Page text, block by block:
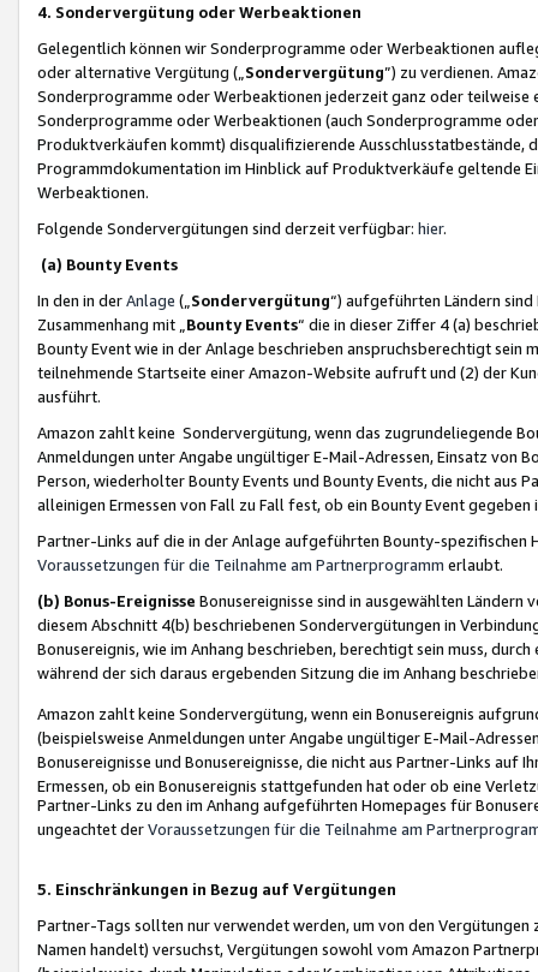
4. Sondervergütung oder Werbeaktionen
Gelegentlich können wir Sonderprogramme oder Werbeaktionen
oder alternative Vergütung („ Sondervergütung”) zu verdienen.
Sonderprogramme oder Werbeaktionen jederzeit ganz oder
Sonderprogramme oder Werbeaktionen (auch Sonderprogramme
Produktverkäufen kommt) disqualifizierende Ausschlusstatbestände,
Programmdokumentation im Hinblick auf Produktverkäufe geltende
Werbeaktionen.
Folgende Sondervergütungen sind derzeit verfügbar: hier.
(a) Bounty Events
In den in derAnlage („ Sondervergütung“) aufgeführten Ländern
Zusammenhang mit „ Bounty Events“ die in dieser Ziffer 4 (a)
Bounty Event wie in der Anlage beschrieben anspruchsberechtigt sein
teilnehmende Startseite einer Amazon-Website aufruft und (2) der
ausführt.
Amazon zahlt keine Sondervergütung, wenn das zugrundeliegende
Anmeldungen unter Angabe ungültiger E-Mail-Adressen, Einsatz von
Person, wiederholter Bounty Events und Bounty Events, die nicht
alleinigen Ermessen von Fall zu Fall fest, ob ein Bounty Event
Partner-Links auf die in der Anlage aufgeführten Bounty-spezifischen
Voraussetzungen für die Teilnahme am Partnerprogramm erlaubt.
(b) Bonus-Ereignisse Bonusereignisse sind in ausgewählten Ländern
diesem Abschnitt 4(b) beschriebenen Sondervergütungen in
Bonusereignis, wie im Anhang beschrieben, berechtigt sein muss,
während der sich daraus ergebenden Sitzung die im Anhang
Amazon zahlt keine Sondervergütung, wenn ein Bonusereignis
(beispielsweise Anmeldungen unter Angabe ungültiger E-Mail-
Bonusereignisse und Bonusereignisse, die nicht aus Partner-Links auf
Ermessen, ob ein Bonusereignis stattgefunden hat oder ob eine
Partner-Links zu den im Anhang aufgeführten Homepages für
ungeachtet derVoraussetzungen für die Teilnahme am
5. Einschränkungen in Bezug auf Vergütungen
Partner-Tags sollten nur verwendet werden, um von den
Namen handelt) versuchst, Vergütungen sowohl vom Amazon